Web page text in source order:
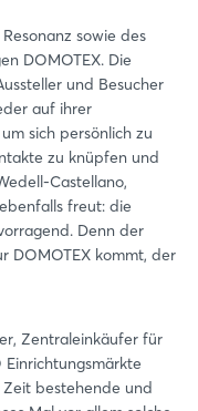
sowie des
DOMOTEX. Die
und Besucher
auf ihrer
sich persönlich zu
zu knüpfen und
Castellano,
freut: die
Denn der
DOMOTEX kommt, der
Zentraleinkäufer für
Zeit bestehende und